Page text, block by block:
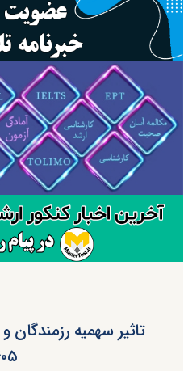
تاثیر سهمیه رزمندگان و